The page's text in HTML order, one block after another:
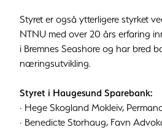
Styret er også ytterligere styrket
NTNU med over 20 års erfaring
i Bremnes Seashore og har bred
næringsutvikling.
Styret i Haugesund Sparebank:
· Hege Skogland Mokleiv,
· Benedicte Storhaug, Favn